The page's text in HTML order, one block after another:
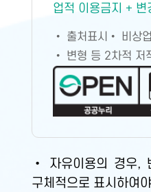
업적 이용금지 + 변
• 출처표시 • 비상
• 변형 등 2차적 저
• 자유이용의 경우,
구체적으로 표시하여